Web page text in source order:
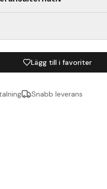
Lägg till i favoriter
Snabb leverans